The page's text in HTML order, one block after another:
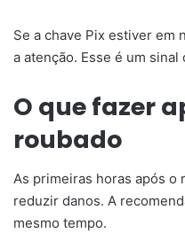
Se a chave Pix estiver em
a atenção. Esse é um
O que fazer
roubado
As primeiras horas após o
reduzir danos. A
mesmo tempo.